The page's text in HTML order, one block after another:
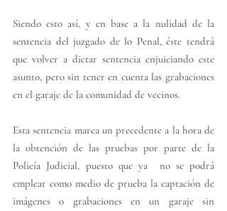
Siendo esto así, y en base a la nulidad de la
sentencia del juzgado de lo Penal, éste tendrá
que volver a dictar sentencia enjuiciando este
asunto, pero sin tener en cuenta las grabaciones
en el garaje de la comunidad de vecinos.
Esta sentencia marca un precedente a la hora de
la obtención de las pruebas por parte de la
Policía Judicial, puesto que ya  no se podrá
emplear como medio de prueba la captación de
imágenes o grabaciones en un garaje sin